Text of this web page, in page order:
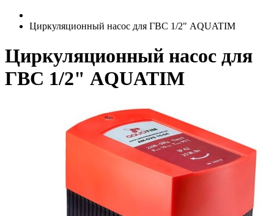
Циркуляционный насос для ГВС 1/2" AQUATIM
Циркуляционный насос для
ГВС 1/2" AQUATIM